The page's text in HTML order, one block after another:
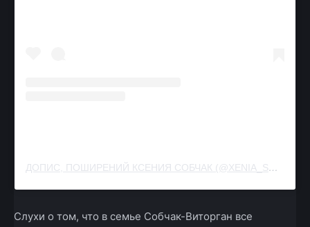
ДОПИС, ПОШИРЕНИЙ КСЕНИЯ СОБЧАК (@XENIA_SOBCHAK)
Слухи о том, что в семье Собчак-Виторган все